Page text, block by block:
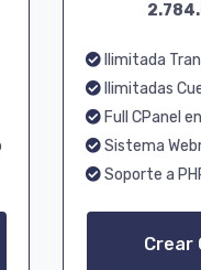
Ilimitada
Ilimitadas
Full CPanel
Sistema
Soporte a
Crear